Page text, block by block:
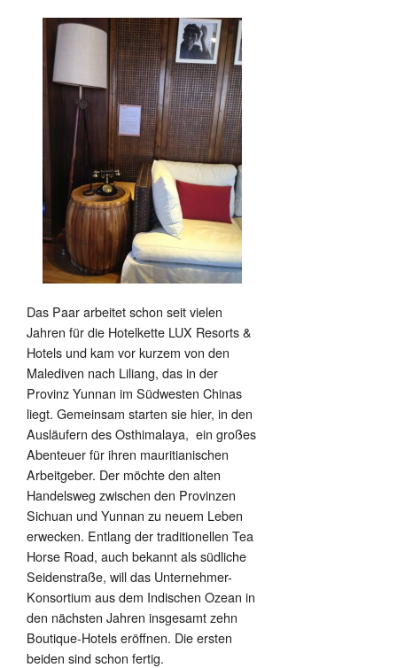
Das Paar arbeitet schon seit vielen
Jahren für die Hotelkette LUX Resorts &
Hotels und kam vor kurzem von den
Malediven nach Liliang, das in der
Provinz Yunnan im Südwesten Chinas
liegt. Gemeinsam starten sie hier, in den
Ausläufern des Osthimalaya, ein großes
Abenteuer für ihren mauritianischen
Arbeitgeber. Der möchte den alten
Handelsweg zwischen den Provinzen
Sichuan und Yunnan zu neuem Leben
erwecken. Entlang der traditionellen Tea
Horse Road, auch bekannt als südliche
Seidenstraße, will das Unternehmer-
Konsortium aus dem Indischen Ozean in
den nächsten Jahren insgesamt zehn
Boutique-Hotels eröffnen. Die ersten
beiden sind schon fertig.